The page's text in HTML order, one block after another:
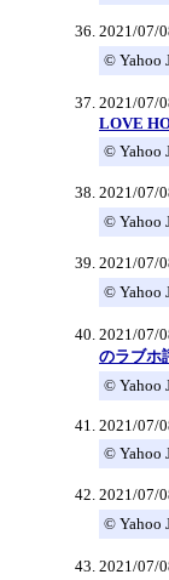
2021/07/
© Yahoo
2021/07/
LOVE
© Yahoo
2021/07/
© Yahoo
2021/07/
© Yahoo
2021/07/
のラブホ
© Yahoo
2021/07/
© Yahoo
2021/07/
© Yahoo
2021/07/